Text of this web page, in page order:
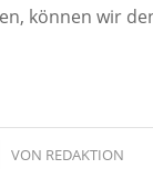
können wir
VON REDAKTION